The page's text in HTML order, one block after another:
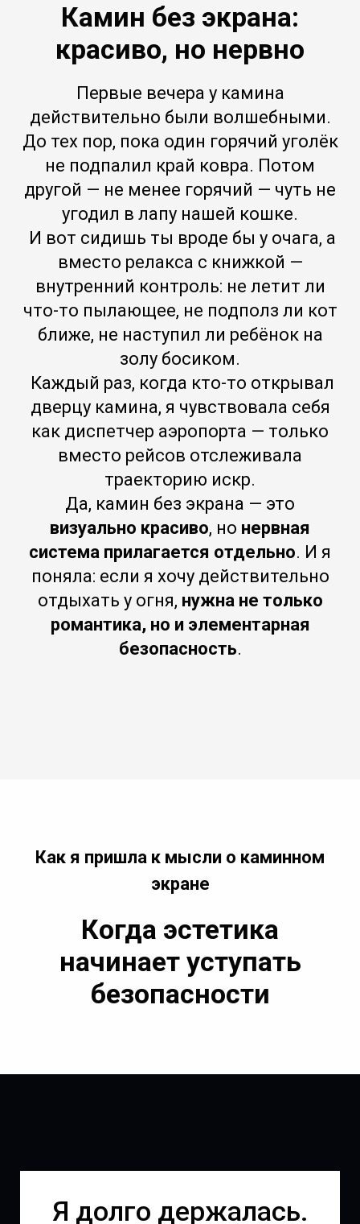
Камин без экрана:
красиво, но нервно
Первые вечера у камина
действительно были волшебными.
До тех пор, пока один горячий уголёк
не подпалил край ковра. Потом
другой — не менее горячий — чуть не
угодил в лапу нашей кошке.
И вот сидишь ты вроде бы у очага, а
вместо релакса с книжкой —
внутренний контроль: не летит ли
что-то пылающее, не подполз ли кот
ближе, не наступил ли ребёнок на
золу босиком.
Каждый раз, когда кто-то открывал
дверцу камина, я чувствовала себя
как диспетчер аэропорта — только
вместо рейсов отслеживала
траекторию искр.
Да, камин без экрана — это
визуально красиво, но нервная
система прилагается отдельно. И я
поняла: если я хочу действительно
отдыхать у огня, нужна не только
романтика, но и элементарная
безопасность.
Как я пришла к мысли о каминном
экране
Когда эстетика
начинает уступать
безопасности
Я долго держалась.